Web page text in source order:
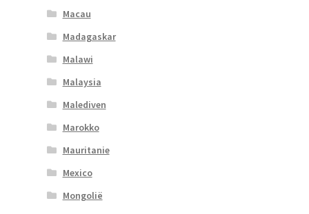
Macau
Madagaskar
Malawi
Malaysia
Malediven
Marokko
Mauritanie
Mexico
Mongolië